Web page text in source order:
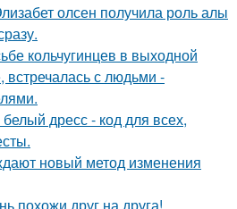
олсен получила роль алы
кольчугинцев в выходной
встречалась с людьми -
дресс - код для всех,
новый метод изменения
похожи друг на друга!